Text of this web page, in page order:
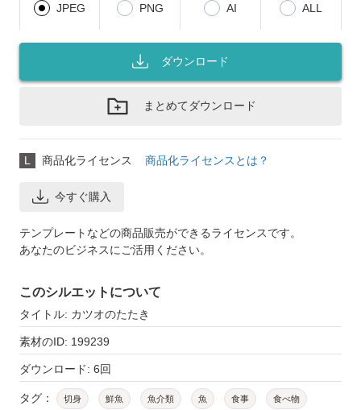
JPEG PNG AI ALL
ダウンロード
まとめてダウンロード
L 商品化ライセンス 商品化ライセンスとは？
今すぐ購入
テンプレートなどの商品販売ができるライセンスです。
あなたのビジネスにご活用ください。
このシルエットについて
タイトル: カツオのたたき
素材のID: 199239
ダウンロード: 6回
タグ： 切身 鮮魚 魚介類 魚 食事 食べ物